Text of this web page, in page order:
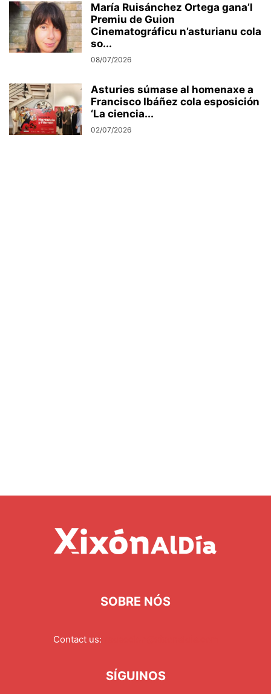
María Ruisánchez Ortega gana’l
Premiu de Guion
Cinematográficu n’asturianu cola
so...
08/07/2026
Asturies súmase al homenaxe a
Francisco Ibáñez cola esposición
‘La ciencia...
02/07/2026
SOBRE NÓS
Contact us:
SÍGUINOS